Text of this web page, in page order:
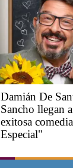
Damián De
Sancho llegan
exitosa
Especial"